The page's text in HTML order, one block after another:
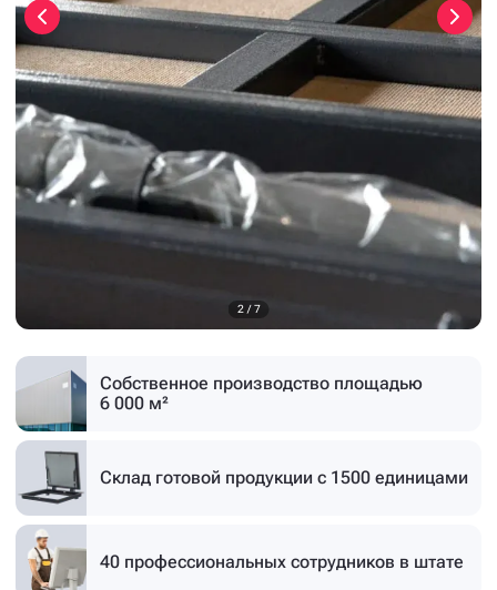
3 / 7
Собственное производство площадью
6 000 м²
Склад готовой продукции с 1500 единицами
40 профессиональных сотрудников в штате